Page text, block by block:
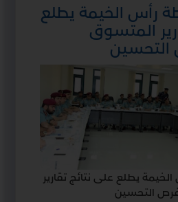
رأس الخيمة يطلع
المتسوق
يطلع على نتائج تقارير
التحسين